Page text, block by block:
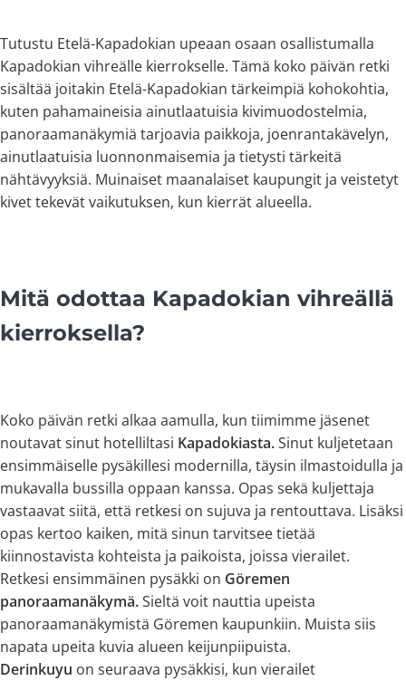
Tutustu Etelä-Kapadokian upeaan osaan osallistumalla
Kapadokian vihreälle kierrokselle. Tämä koko päivän retki
sisältää joitakin Etelä-Kapadokian tärkeimpiä kohokohtia,
kuten pahamaineisia ainutlaatuisia kivimuodostelmia,
panoraamanäkymiä tarjoavia paikkoja, joenrantakävelyn,
ainutlaatuisia luonnonmaisemia ja tietysti tärkeitä
nähtävyyksiä. Muinaiset maanalaiset kaupungit ja veistetyt
kivet tekevät vaikutuksen, kun kierrät alueella.
Mitä odottaa Kapadokian vihreällä
kierroksella?
Koko päivän retki alkaa aamulla, kun tiimimme jäsenet
noutavat sinut hotelliltasi Kapadokiasta.Sinut kuljetetaan
ensimmäiselle pysäkillesi modernilla, täysin ilmastoidulla ja
mukavalla bussilla oppaan kanssa. Opas sekä kuljettaja
vastaavat siitä, että retkesi on sujuva ja rentouttava. Lisäksi
opas kertoo kaiken, mitä sinun tarvitsee tietää
kiinnostavista kohteista ja paikoista, joissa vierailet.
Retkesi ensimmäinen pysäkki on Göremen
panoraamanäkymä.Sieltä voit nauttia upeista
panoraamanäkymistä Göremen kaupunkiin. Muista siis
napata upeita kuvia alueen keijunpiipuista.
Derinkuyu on seuraava pysäkkisi, kun vierailet